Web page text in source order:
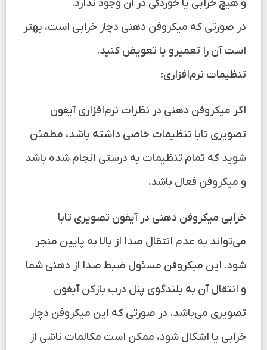
و هیچ خرابی یا خوردگی در آن وجود ندارد.
در صورتی که میکروفن دهنی دچار خرابی است، بهتر
است آن را تعمیرو یا تعویض کنید.
تنظیمات نرم‌افزاری:
اگر میکروفن دهنی در نظرات نرم‌افزاری آیفون
تصویری تابا تنظیمات خاصی داشته باشد، مطمئن
شوید که تمام تنظیمات به درستی انجام شده باشد
و میکروفن فعال باشد.
خرابی میکروفن دهنی در آیفون تصویری تابا
می‌تواند به عدم انتقال صدا از بالا به پایین منجر
شود. این میکروفن مسئول ضبط صدا از دهنی شما
و انتقال آن به بلندگوی پنل درب بازکن آیفون
تصویری می‌باشد. در صورتی که این میکروفن دچار
خرابی یا اشکال شود، ممکن است مکالمات ناشی از